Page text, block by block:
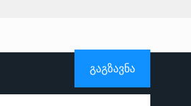
ᲒᲐᲒᲖᲐᲕᲜᲐ